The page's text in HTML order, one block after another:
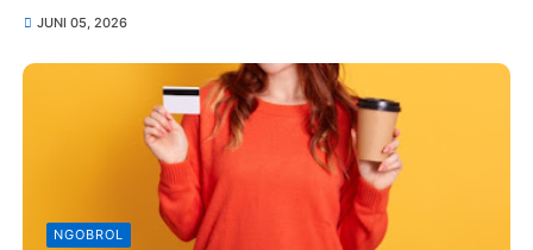
JUNI 05, 2026
NGOBROL